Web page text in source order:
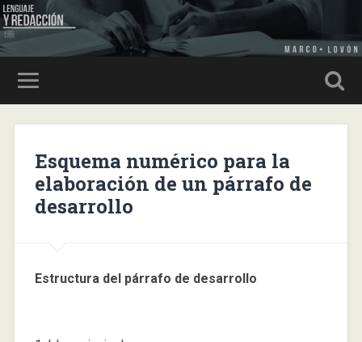
Esquema numérico para la
elaboración de un párrafo de
desarrollo
Estructura del párrafo de desarrollo